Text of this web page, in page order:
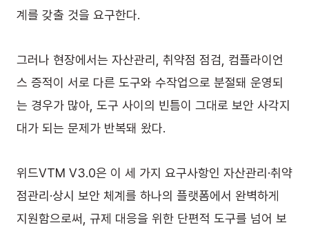
계를 갖출 것을 요구한다.
그러나 현장에서는 자산관리, 취약점 점검, 컴플라이언
스 증적이 서로 다른 도구와 수작업으로 분절돼 운영되
는 경우가 많아, 도구 사이의 빈틈이 그대로 보안 사각지
대가 되는 문제가 반복돼 왔다.
위드VTM V3.0은 이 세 가지 요구사항인 자산관리·취약
점관리·상시 보안 체계를 하나의 플랫폼에서 완벽하게
지원함으로써, 규제 대응을 위한 단편적 도구를 넘어 보